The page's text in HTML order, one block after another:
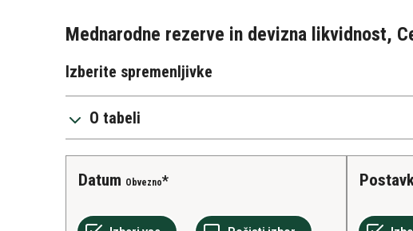
Mednarodne rezerve in devizna likvidnost,
Izberite spremenljivke
O tabeli
Datum Obvezno